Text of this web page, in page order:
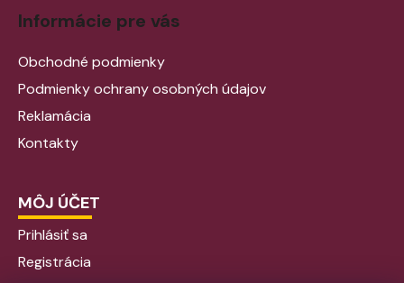
Informácie pre vás
Obchodné podmienky
Podmienky ochrany osobných údajov
Reklamácia
Kontakty
MÔJ ÚČET
Prihlásiť sa
Registrácia